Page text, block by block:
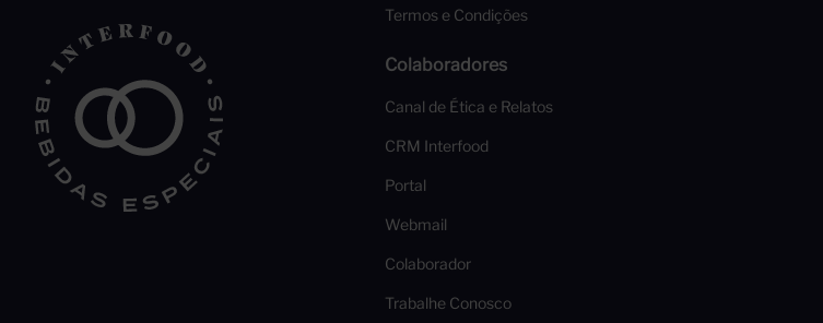
Termos e Condições
Colaboradores
Canal de Ética e Relatos
CRM Interfood
Portal
Webmail
Colaborador
Trabalhe Conosco